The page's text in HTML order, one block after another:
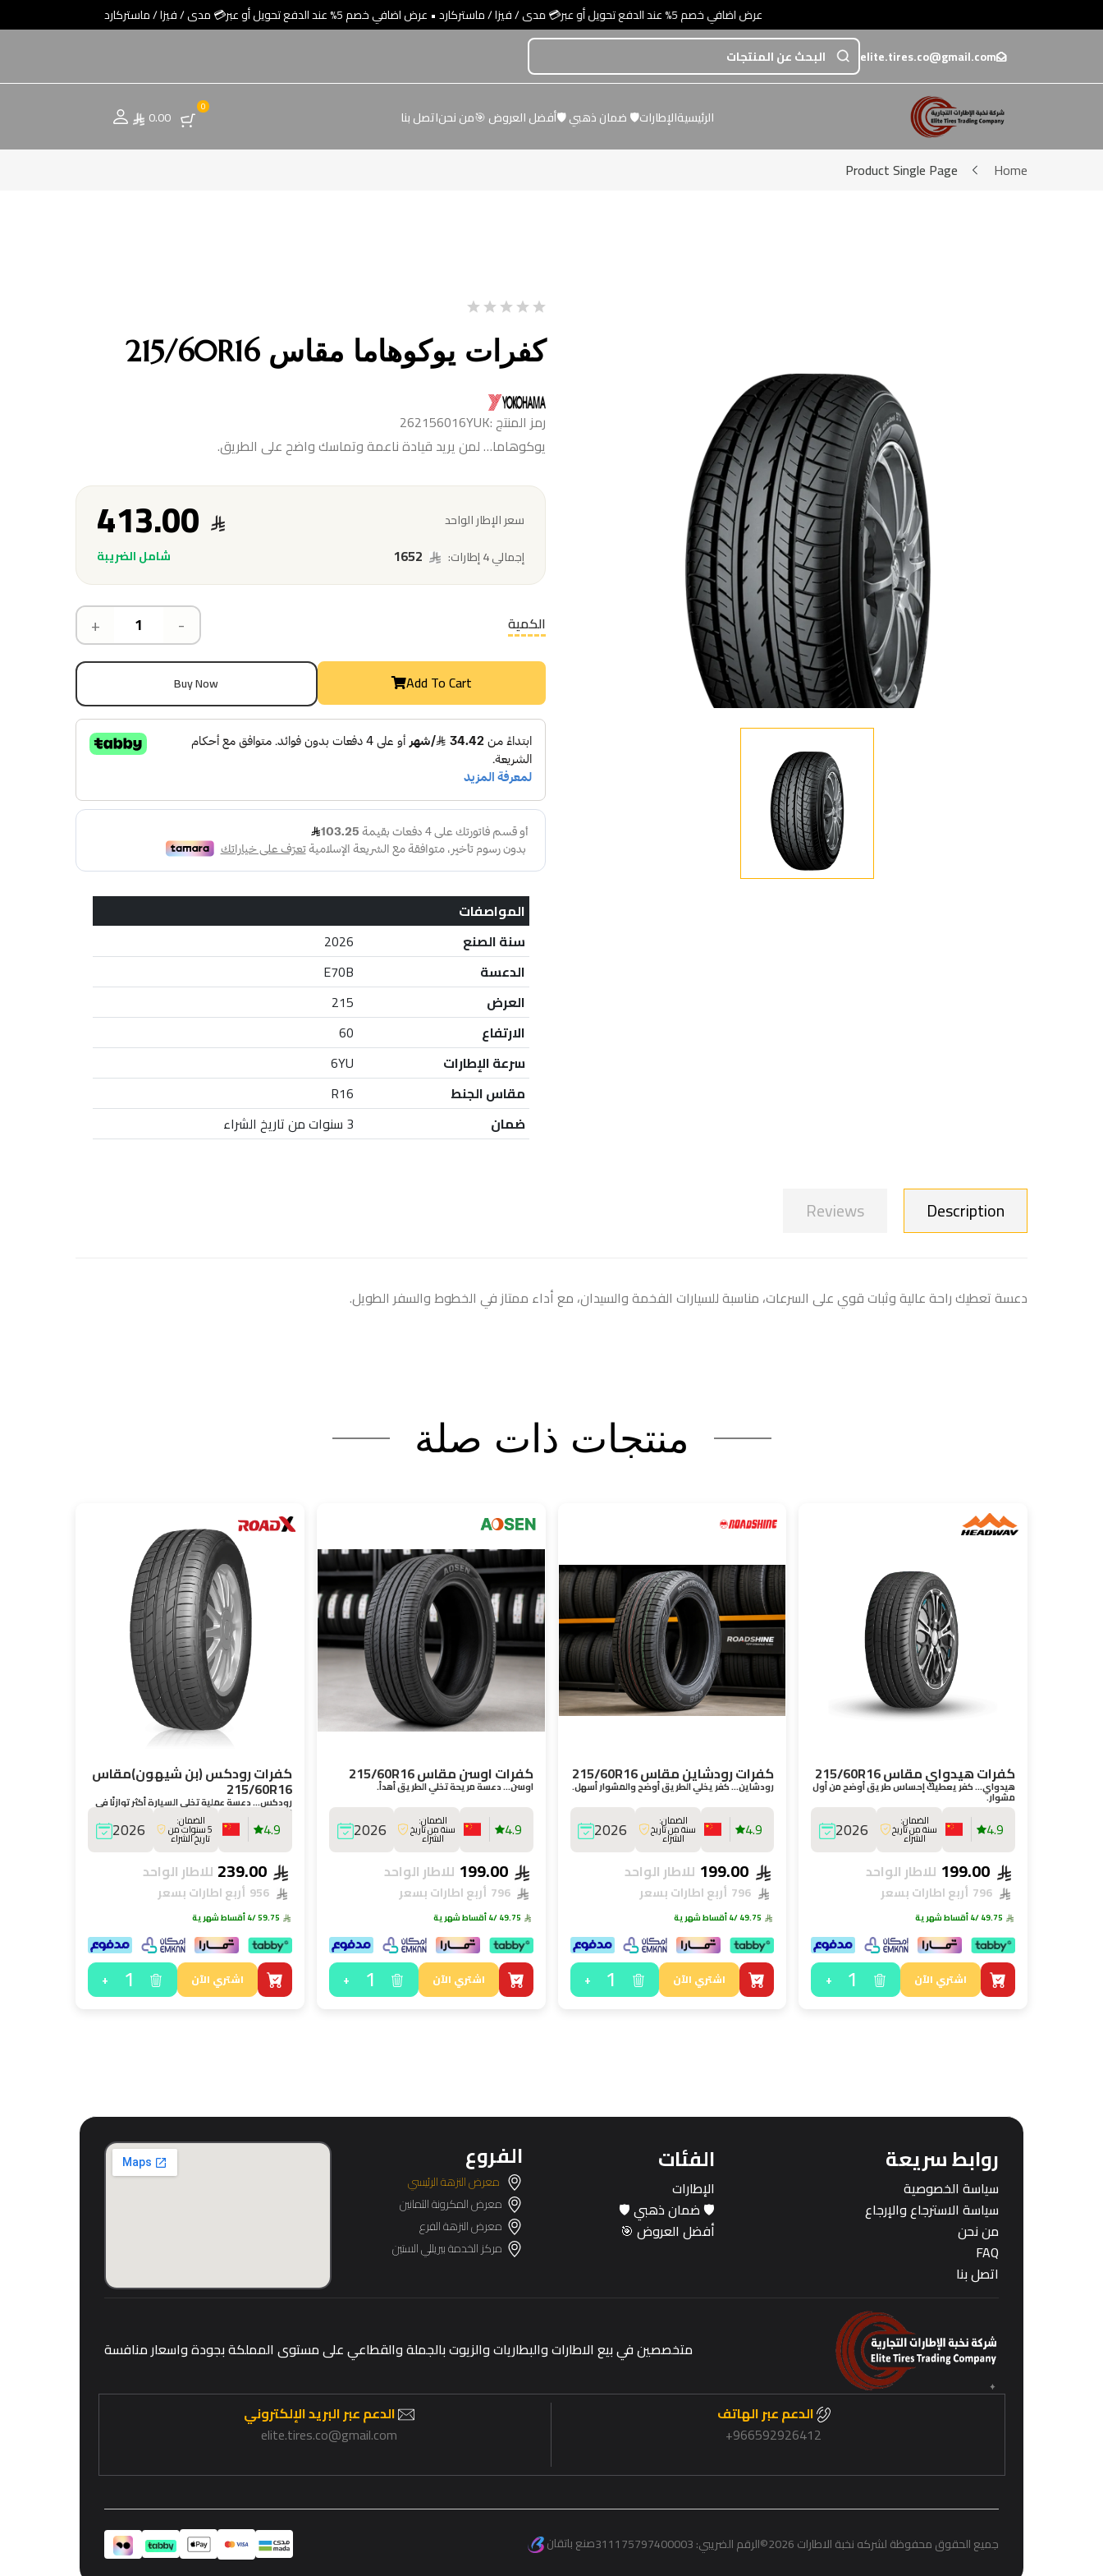
عرض اضافي خصم 5% عند الدفع تحويل أو عبر💳 مدى / فيزا / ماستركارد • عرض اضافي خصم 5% عند الدفع تحويل أو عبر💳 مدى / فيزا / ماستركارد
elite.tires.co@gmail.com
الرئيسيةالإطارات🛡️ ضمان ذهبي 🛡️أفضل العروض 🎯من نحناتصل بنا 0
0.00
Home
Product Single Page
كفرات يوكوهاما مقاس 215/60R16
رمز المنتج :262156016YUK
يوكوهاما… لمن يريد قيادة ناعمة وتماسك واضح على الطريق.
سعر الإطار الواحد
شامل الضريبة
إجمالي 4 إطارات:
-
+ الكمية
Add To Cart
Buy Now
المواصفات
سنة الصنع
2026
الدعسة
E70B
العرض
215
الارتفاع
60
سرعة الإطارات
6YU
مقاس الجنط
R16
ضمان
3 سنوات من تاريخ الشراء
Description
Reviews
دعسة تعطيك راحة عالية وثبات قوي على السرعات، مناسبة للسيارات الفخمة والسيدان، مع أداء ممتاز في الخطوط والسفر الطويل.
منتجات ذات صلة
كفرات هيدواي مقاس 215/60R16
هيدواي… كفر يعطيك إحساس طريق أوضح من أول
مشوار.
4.9 الضمان:
سنة من تاريخ
الشراء 2026
للاطار الواحد
أربع اطارات بسعر
/4 أقساط شهرية
اشتري الآن 1
+
كفرات رودشاين مقاس 215/60R16
رودشاين… كفر يخلي الطريق أوضح والمشوار أسهل.
4.9 الضمان:
سنة من تاريخ
الشراء 2026
للاطار الواحد
أربع اطارات بسعر
/4 أقساط شهرية
اشتري الآن 1
+
كفرات اوسن مقاس 215/60R16
اوسن… دعسة مريحة تخلي الطريق أهدأ.
4.9 الضمان:
سنة من تاريخ
الشراء 2026
199.00 للاطار الواحد
796 أربع اطارات بسعر
/4 أقساط شهرية
اشتري الآن 1
+
كفرات رودكس (بن شيهون)مقاس
215/60R16
رودكس… دعسة عملية تخلي السيارة أكثر توازنًا في
الاستخدام اليومي.
4.9 الضمان:
5 سنوات من
تاريخ الشراء 2026
239.00 للاطار الواحد
956 أربع اطارات بسعر
/4 أقساط شهرية
اشتري الآن 1
+
روابط سريعة
سياسة الخصوصية
سياسة الاسترجاع والإرجاع
من نحن
FAQ
اتصل بنا
الفئات
الإطارات
🛡️ ضمان ذهبي 🛡️
أفضل العروض 🎯
الفروع
معرض النزهة الرئيسي
معرض المكرونة الثمانين
معرض النزهة الفرع
مركز الخدمة بيريللي الستين
متخصصين في بيع الاطارات والبطاريات والزيوت بالجملة والقطاعي على مستوى المملكة بجودة واسعار منافسة
الدعم عبر الهاتف
966592926412+
الدعم عبر البريد الإلكتروني
elite.tires.co@gmail.com
جميع الحقوق محفوظة لشركه نخبة الاطارات 2026 ©الرقم الضريبي:311175797400003صنع باتقان